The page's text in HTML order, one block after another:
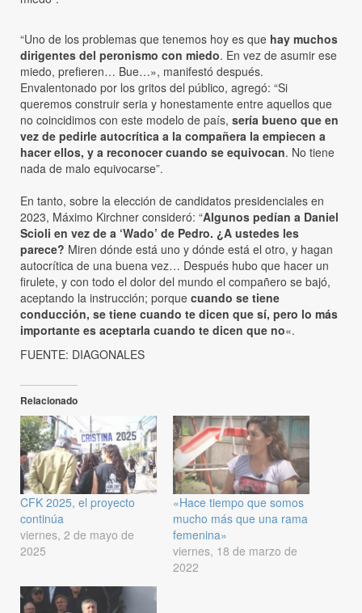
“Uno de los problemas que tenemos hoy es que hay muchos
dirigentes del peronismo con miedo. En vez de asumir ese
miedo, prefieren… Bue…», manifestó después.
Envalentonado por los gritos del público, agregó: “Si
queremos construir seria y honestamente entre aquellos que
no coincidimos con este modelo de país, sería bueno que en
vez de pedirle autocrítica a la compañera la empiecen a
hacer ellos, y a reconocer cuando se equivocan. No tiene
nada de malo equivocarse”.
En tanto, sobre la elección de candidatos presidenciales en
2023, Máximo Kirchner consideró: “Algunos pedían a Daniel
Scioli en vez de a ‘Wado’ de Pedro. ¿A ustedes les
parece? Miren dónde está uno y dónde está el otro, y hagan
autocrítica de una buena vez… Después hubo que hacer un
firulete, y con todo el dolor del mundo el compañero se bajó,
aceptando la instrucción; porque cuando se tiene
conducción, se tiene cuando te dicen que sí, pero lo más
importante es aceptarla cuando te dicen que no«.
FUENTE: DIAGONALES
Relacionado
CFK 2025, el proyecto
continúa
viernes, 2 de mayo de
2025
«Hace tiempo que somos
mucho más que una rama
femenina»
viernes, 18 de marzo de
2022